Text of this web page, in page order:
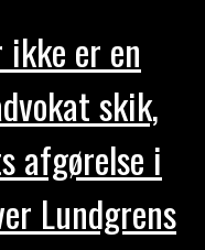
ikke er en
skik,
afgørelse i
Lundgrens